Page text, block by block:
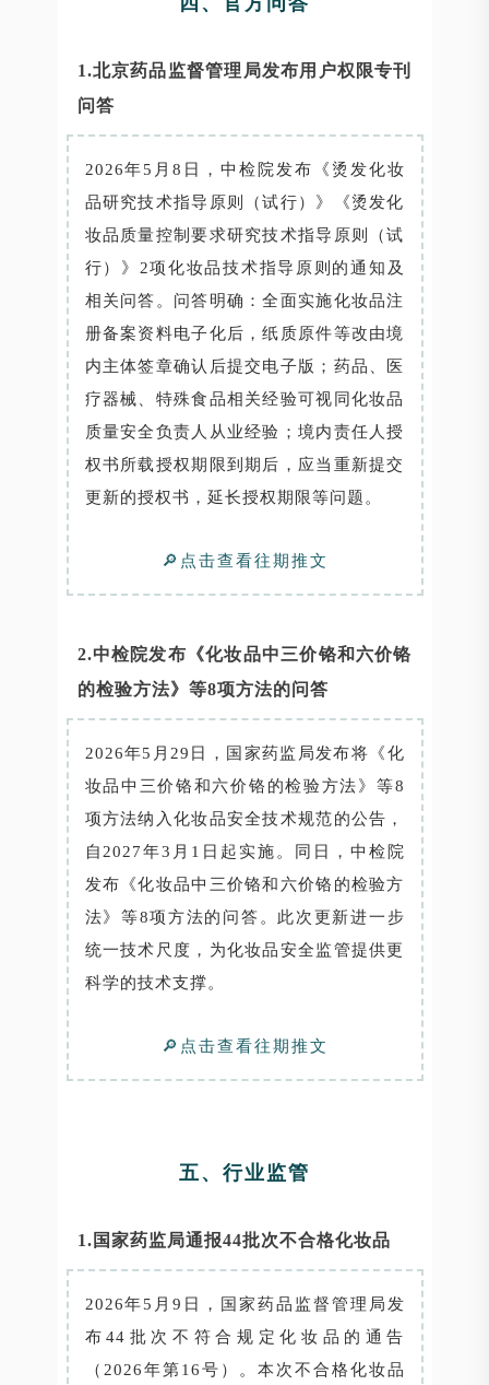
1.北京药品监督管理局发布用户权限专刊
问答
2026年5月8日，中检院发布《烫发化妆
品研究技术指导原则（试行）》《烫发化
妆品质量控制要求研究技术指导原则（试
行）》2项化妆品技术指导原则的通知及
相关问答。问答明确：全面实施化妆品注
册备案资料电子化后，纸质原件等改由境
内主体签章确认后提交电子版；药品、医
疗器械、特殊食品相关经验可视同化妆品
质量安全负责人从业经验；境内责任人授
权书所载授权期限到期后，应当重新提交
更新的授权书，延长授权期限等问题。
🔎点击查看往期推文
2.中检院发布《化妆品中三价铬和六价铬
的检验方法》等8项方法的问答
2026年5月29日，国家药监局发布将《化
妆品中三价铬和六价铬的检验方法》等8
项方法纳入化妆品安全技术规范的公告，
自2027年3月1日起实施。同日，中检院
发布《化妆品中三价铬和六价铬的检验方
法》等8项方法的问答。此次更新进一步
统一技术尺度，为化妆品安全监管提供更
科学的技术支撑。
🔎点击查看往期推文
五、行业监管
1.国家药监局通报44批次不合格化妆品
2026年5月9日，国家药品监督管理局发
布44批次不符合规定化妆品的通告
（2026年第16号）。本次不合格化妆品